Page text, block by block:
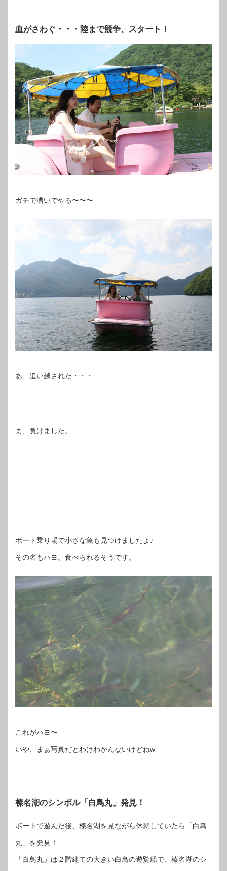
血がさわぐ・・・陸まで競争、スタート！
ガチで漕いでやる〜〜〜
あ、追い越された・・・
ま、負けました。
ボート乗り場で小さな魚も見つけましたよ♪
その名もハヨ。食べられるそうです。
これがハヨ〜
いや、まぁ写真だとわけわかんないけどねw
榛名湖のシンボル「白鳥丸」発見！
ボートで遊んだ後、榛名湖を見ながら休憩していたら「白鳥
丸」を発見！
「白鳥丸」は２階建ての大きい白鳥の遊覧船で、榛名湖のシ